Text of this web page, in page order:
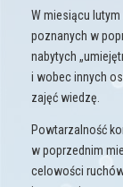
ADAPTACJA
W miesiącu
poznanych w
nabytych
i wobec innych
zajęć wiedzę.
Powtarzalność
w poprzednim
celowości